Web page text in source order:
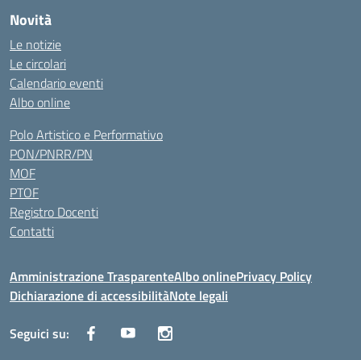
Novità
Le notizie
Le circolari
Calendario eventi
Albo online
Polo Artistico e Performativo
PON/PNRR/PN
MOF
PTOF
Registro Docenti
Contatti
Amministrazione TrasparenteAlbo onlinePrivacy Policy
Dichiarazione di accessibilitàNote legali
Seguici su: